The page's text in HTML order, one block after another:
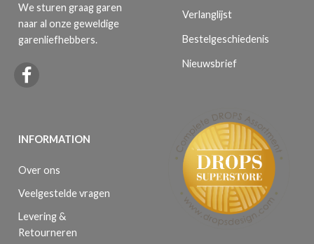
We sturen graag garen
naar al onze geweldige
garenliefhebbers.
INFORMATION
Over ons
Veelgestelde vragen
Levering &
Retourneren
Verlanglijst
Bestelgeschiedenis
Nieuwsbrief